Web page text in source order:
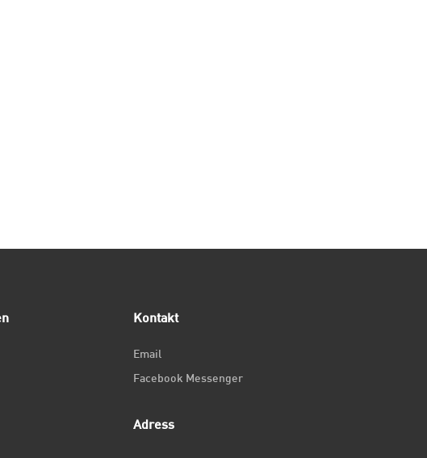
Kontakt
Email
Facebook Messenger
Adress